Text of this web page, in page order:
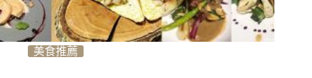
美食推薦